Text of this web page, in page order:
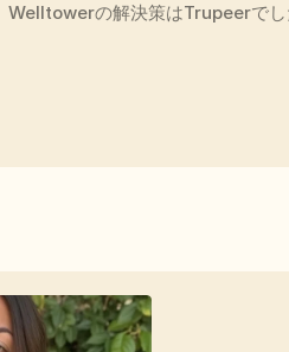
Welltowerの解決策はTrupeerでし